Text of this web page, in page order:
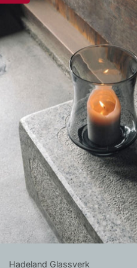
Leverandør:
Hadeland Glassverk